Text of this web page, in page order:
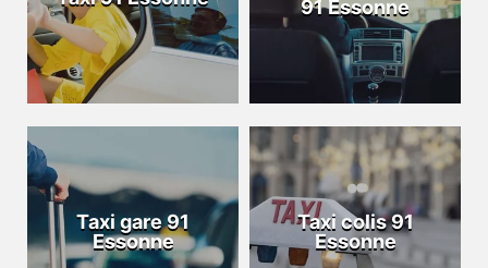
91 Essonne
Taxi gare 91
Essonne
Taxi colis 91
Essonne